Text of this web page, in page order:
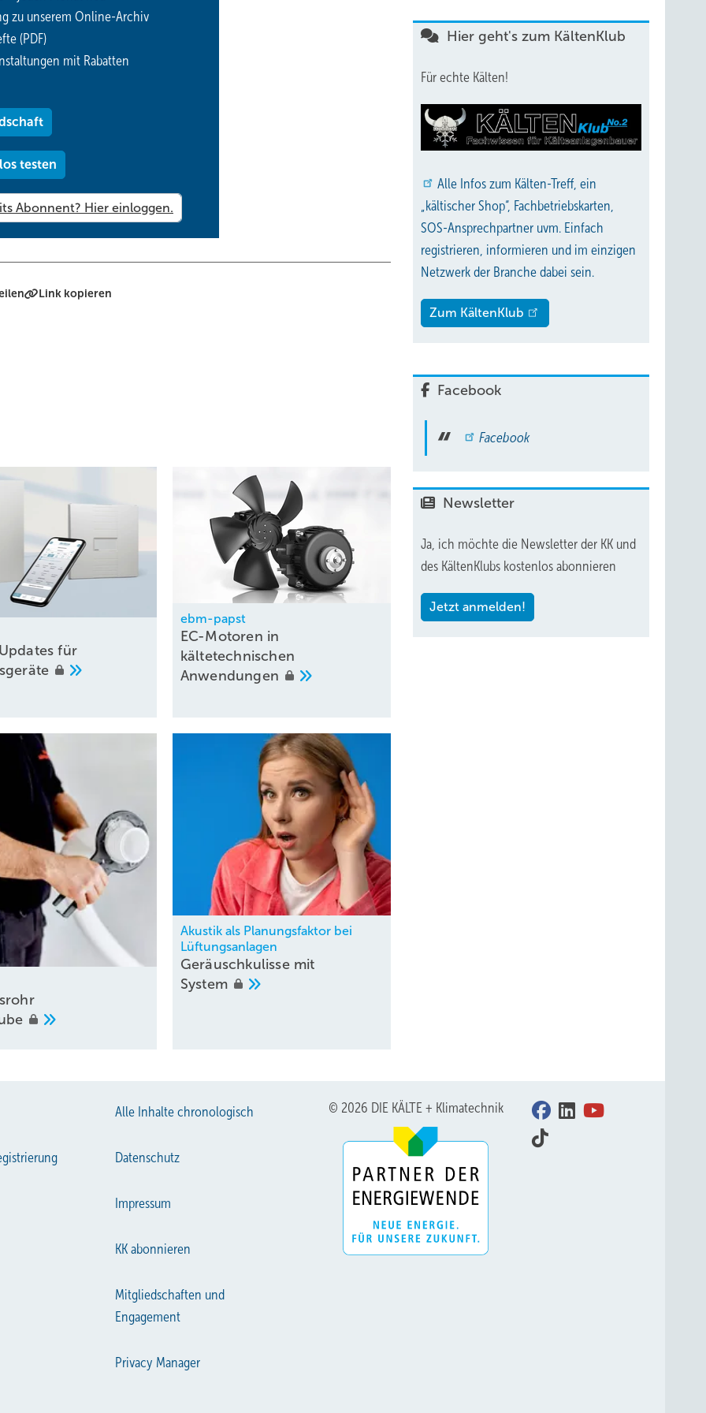
bei, insbesondere in der dunklen und windarmen Winterzeit
lassen sich durch die deutliche Verbesserung der Effizienz spürbare
durch die Reduzierung von Lüftungswärmeverlusten, die in den
zunehmend stärkere Rolle spielen. Zum anderen hat man einen
einen kleineren Wärmeerzeuger oder sogar kleinere Wärmenetze.
im Gebäude befindet, mit Effizienzvorteilen gegenüber der Nutzung
und ins Gebäude gebracht werden muss.
ventilatorgestützte Wohnungslüftung sprechen, wie z. B. die effiziente
der Eigenstromnutzung, die Entlastung der Strom- und Wärmenetze,
Bauschadensfreiheit. Aber auch „weiche Faktoren“ wie hoher Komfort
Folgekosten für Schadenssanierungen sind wichtige Argumente für die
behandeln und ihr insgesamt einen dementsprechenden Stellenwert
Effiziente Gebäude BEG einzuräumen. ■
von Gebäuden (oben links: ohne WRG / Mitte: mit WRG / unten
zu unserem Online-Archiv
(PDF)
mit Rabatten
testen
Link kopieren
für
ebm-papst
EC-Motoren in
kältetechnischen
Anwendungen
Akustik als Planungsfaktor bei
Lüftungsanlagen
Geräuschkulisse mit
System
Hier geht's zum KältenKlub
Für echte Kälten!
Alle Infos zum Kälten-Treff, ein
„kältischer Shop“, Fachbetriebskarten,
SOS-Ansprechpartner uvm. Einfach
registrieren, informieren und im einzigen
Netzwerk der Branche dabei sein.
Zum KältenKlub
Facebook
Facebook
Newsletter
Ja, ich möchte die Newsletter der KK und
des KältenKlubs kostenlos abonnieren
Jetzt anmelden!
Alle Inhalte chronologisch
Datenschutz
Impressum
KK abonnieren
Mitgliedschaften und
Engagement
Privacy Manager
© 2026 DIE KÄLTE + Klimatechnik